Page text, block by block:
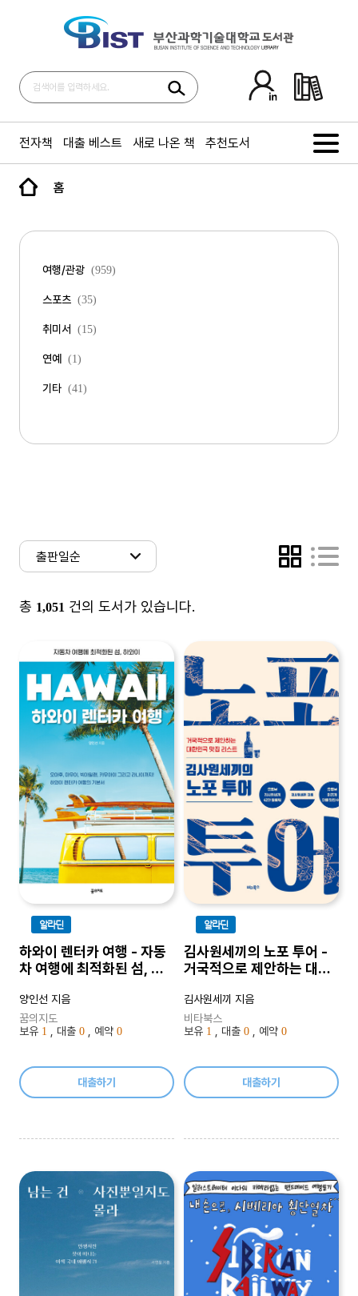
전자책 대출 베스트 새로 나온 책 추천도서
홈
여행/관광 (959)
스포츠 (35)
취미서 (15)
연예 (1)
기타 (41)
총 1,051 건의 도서가 있습니다.
알라딘
하와이 렌터카 여행 - 자동
차 여행에 최적화된 섬, 하
양인선 지음
꿈의지도
보유 1 , 대출 0 , 예약 0
대출하기
알라딘
김사원세끼의 노포 투어 -
거국적으로 제안하는 대한
김사원세끼 지음
비타북스
보유 1 , 대출 0 , 예약 0
대출하기